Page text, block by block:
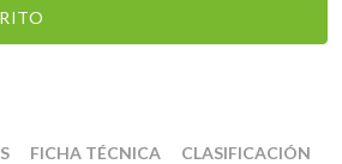
FICHA TÉCNICA CLASIFICACIÓN